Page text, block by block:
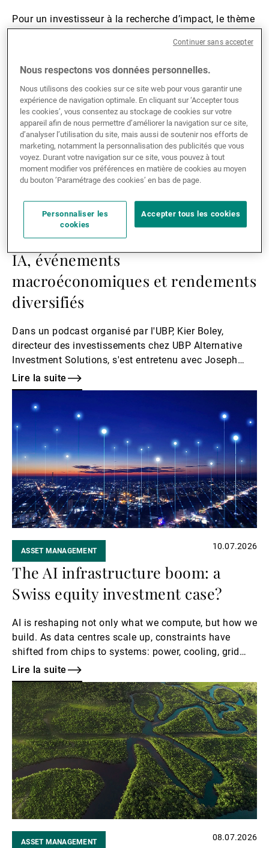
Pour un investisseur à la recherche d’impact, le thème
de l’électrification a toujours occupé une place
significative dans l’univers d’investissement.
Lire la suite
Lire
suite
ASSET MANAGEMENT
IA, événements
macroéconomiques et rendements
diversifiés
Dans un podcast organisé par l'UBP, Kier Boley,
directeur des investissements chez UBP Alternative
Investment Solutions, s'est entretenu avec Joseph
Kelly, associé gérant chez Campbell, au sujet de deux
thèmes qui animent actuellement les discussions
avec les investisseurs : l'essor de l'intelligence
artificielle et le défi que représente la gestion d'un
environnement macroéconomique imprévisible.
Lire la suite
suite
ASSET MANAGEMENT 10.07.2026
The AI infrastructure boom: a
Swiss equity investment case?
AI is reshaping not only what we compute, but how we
build. As data centres scale up, constraints have
shifted from chips to systems: power, cooling, grid
capacity, and precision engineering.
Lire la suite
Lire
la
suite
ASSET MANAGEMENT 08.07.2026
Nous respectons vos données personnelles.
Nous utilisons des cookies sur ce site web pour vous garantir une
expérience de navigation optimale. En cliquant sur ‘Accepter tous
les cookies’, vous consentez au stockage de cookies sur votre
appareil afin de nous permettre d’améliorer la navigation sur ce site,
d’analyser l’utilisation du site, mais aussi de soutenir nos efforts de
marketing, notamment la personnalisation des publicités que vous
voyez. Durant votre navigation sur ce site, vous pouvez à tout
moment modifier vos préférences en matière de cookies au moyen
du bouton ’Paramétrage des cookies’ en bas de page.
Personnaliser les
cookies
Accepter tous les cookies
Continuer sans accepter